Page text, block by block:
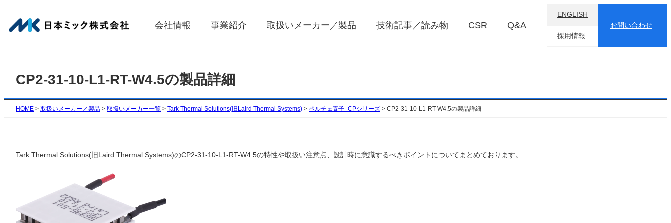
を
会社情報 事業紹介 取扱いメーカー／製品 技術記事／読み物 CSR Q&A
ENGLISH
採用情報
お問い合わせ
CP2-31-10-L1-RT-W4.5の製品詳細
HOME > 取扱いメーカー／製品 > 取扱いメーカー一覧 > Tark Thermal Solutions(旧Laird Thermal Systems) > ペルチェ素子_CPシリーズ > CP2-31-10-L1-RT-W4.5の製品詳細
Tark Thermal Solutions(旧Laird Thermal Systems)のCP2-31-10-L1-RT-W4.5の特性や取扱い注意点、設計時に意識するべきポイントについてまとめております。